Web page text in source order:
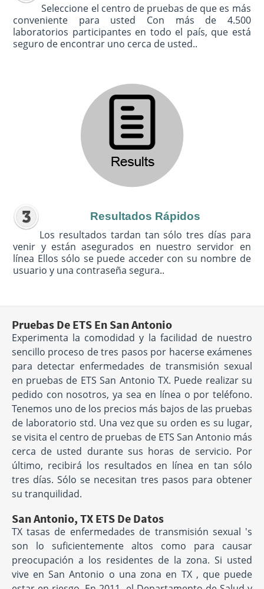
Seleccione el centro de pruebas de que es más
conveniente para usted Con más de 4.500
laboratorios participantes en todo el país, que está
seguro de encontrar uno cerca de usted..
Resultados Rápidos
Los resultados tardan tan sólo tres días para
venir y están asegurados en nuestro servidor en
línea Ellos sólo se puede acceder con su nombre de
usuario y una contraseña segura..
Pruebas De ETS En San Antonio
Experimenta la comodidad y la facilidad de nuestro
sencillo proceso de tres pasos por hacerse exámenes
para detectar enfermedades de transmisión sexual
en pruebas de ETS San Antonio TX. Puede realizar su
pedido con nosotros, ya sea en línea o por teléfono.
Tenemos uno de los precios más bajos de las pruebas
de laboratorio std. Una vez que su orden es su lugar,
se visita el centro de pruebas de ETS San Antonio más
cerca de usted durante sus horas de servicio. Por
último, recibirá los resultados en línea en tan sólo
tres días. Sólo se necesitan tres pasos para obtener
su tranquilidad.
San Antonio, TX ETS De Datos
TX tasas de enfermedades de transmisión sexual 's
son lo suficientemente altos como para causar
preocupación a los residentes de la zona. Si usted
vive en San Antonio o una zona en TX , que puede